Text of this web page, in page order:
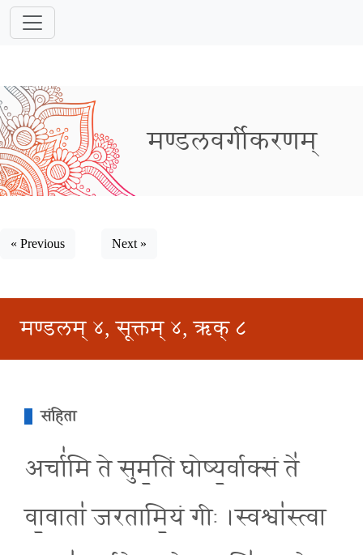
मण्डलवर्गीकरणम्
« Previous Next »
मण्डलम् ४, सूक्तम् ४, ऋक् ८
संहिता
अर्चा॑मि ते सुम॒तिं घोष्य॒र्वाक्सं ते॑
वा॒वाता॑ जरतामि॒यं गीः ।स्वश्वा॑स्त्वा